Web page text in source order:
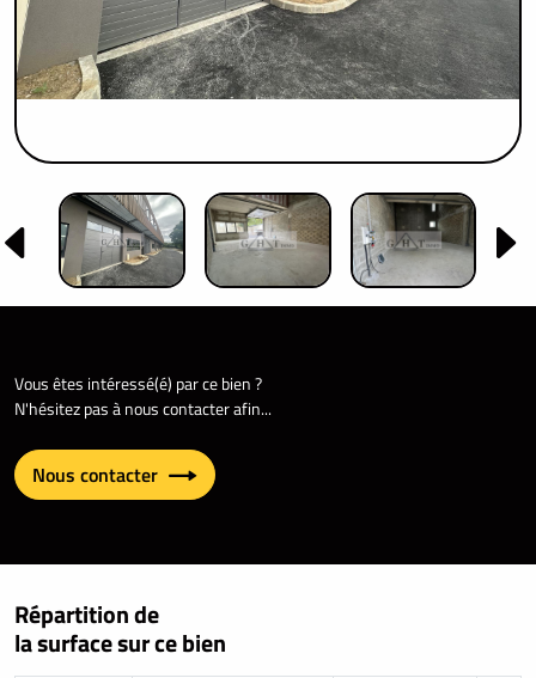
Vous êtes intéressé(é) par ce bien ?
N'hésitez pas à nous contacter afin...
Nous contacter
Répartition de
la surface sur ce bien